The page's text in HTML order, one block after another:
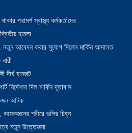
পরামর্শ স্বাস্থ্য কর্মকর্তাদের
হামলা
নতুন আবেদন করার সুযোগ দিলেন মার্কিন আদালত
দীর্ঘ যানজট
দিল মার্কিন দূতাবাস
আটক
শরীরে গুলির চিহ্ন
নতুন উত্তেজনা